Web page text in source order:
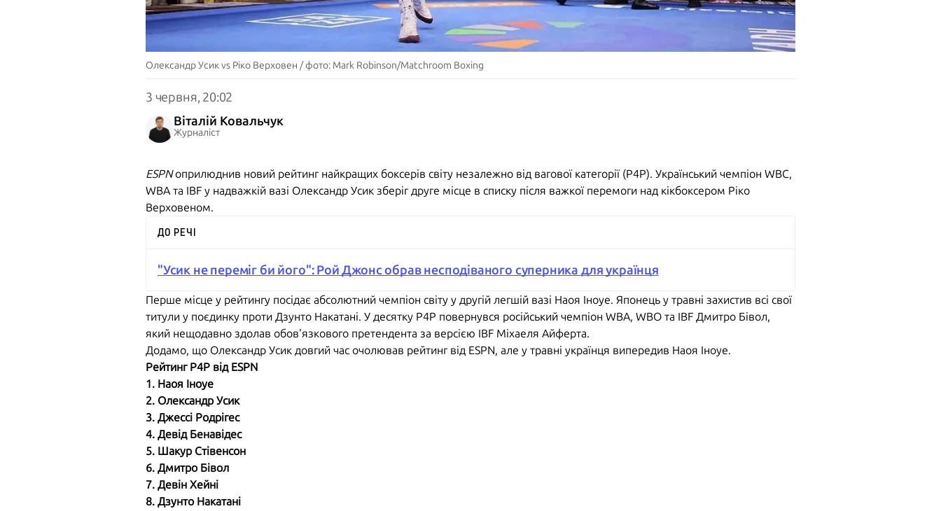
Олександр Усик vs Ріко Верховен / фото: Mark Robinson/Matchroom Boxing
3 червня, 20:02
Віталій Ковальчук
Журналіст
ESPNоприлюднив новий рейтинг найкращих боксерів світу незалежно від вагової категорії (P4P). Український чемпіон WBC,
WBA та IBF у надважкій вазі Олександр Усик зберіг друге місце в списку після важкої перемоги над кікбоксером Ріко
Верховеном.
ДО РЕЧІ
"Усик не переміг би його": Рой Джонс обрав несподіваного суперника для українця
Перше місце у рейтингу посідає абсолютний чемпіон світу у другій легшій вазі Наоя Іноуе. Японець у травні захистив всі свої
титули у поєдинку проти Дзунто Накатані. У десятку P4P повернувся російський чемпіон WBA, WBO та IBF Дмитро Бівол,
який нещодавно здолав обов'язкового претендента за версією IBF Міхаеля Айферта.
Додамо, що Олександр Усик довгий час очолював рейтинг від ESPN, але у травні українця випередив Наоя Іноуе.
Рейтинг P4P від ESPN
1. Наоя Іноуе
2. Олександр Усик
3. Джессі Родрігес
4. Девід Бенавідес
5. Шакур Стівенсон
6. Дмитро Бівол
7. Девін Хейні
8. Дзунто Накатані